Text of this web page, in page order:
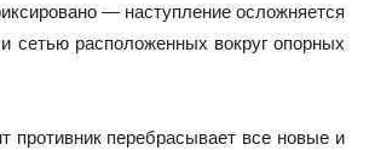
— наступление осложняется
сетью расположенных вокруг опорных
противник перебрасывает все новые и